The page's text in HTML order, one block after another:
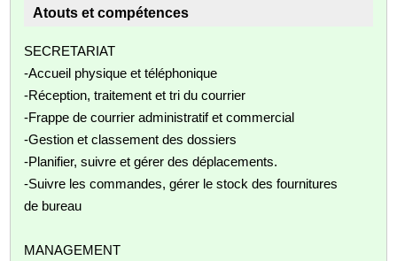
Atouts et compétences
SECRETARIAT
-Accueil physique et téléphonique
-Réception, traitement et tri du courrier
-Frappe de courrier administratif et commercial
-Gestion et classement des dossiers
-Planifier, suivre et gérer des déplacements.
-Suivre les commandes, gérer le stock des fournitures
de bureau
MANAGEMENT